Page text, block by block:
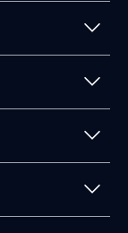
для склада